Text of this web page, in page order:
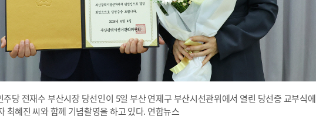
주당 전재수 부산시장 당선인이 5일 부산 연제구 부산시선관위에서 열린 당선증 교부식에
최혜진 씨와 함께 기념촬영을 하고 있다. 연합뉴스